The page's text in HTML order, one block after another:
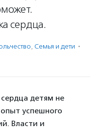
сердца.
, Семья и дети ·
детям не
успешного
Власти и